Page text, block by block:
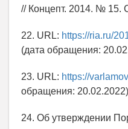
// Концепт. 2014. № 15.
22. URL: https://ria.ru/
(дата обращения:
23. URL: https://
обращения:
24. Об утверждении